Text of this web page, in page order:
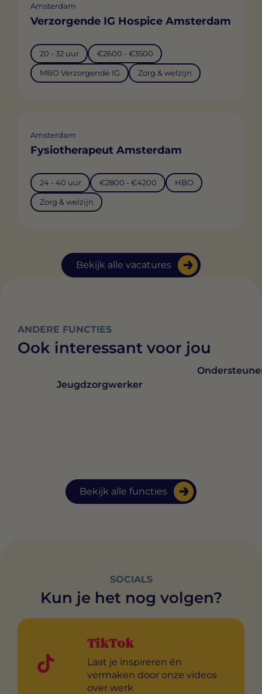
Bekijk alle vacatures
Amsterdam
Verzorgende IG Hospice Amsterdam
20 - 32 uur €2600 - €3500
MBO Verzorgende IG Zorg & welzijn
Amsterdam
Fysiotherapeut Amsterdam
24 - 40 uur €2800 - €4200 HBO
Zorg & welzijn
ANDERE FUNCTIES
Ook interessant voor jou
Bekijk alle functies
Jeugdzorgwerker
SOCIALS
Kun je het nog volgen?
TikTok
Laat je inspireren én
vermaken door onze videos
over werk